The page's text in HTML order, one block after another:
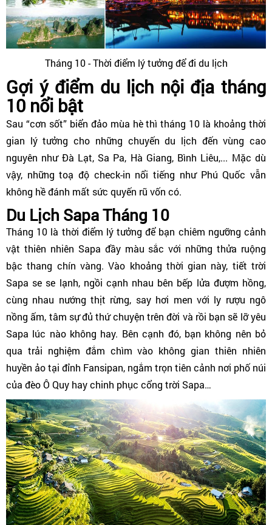
Tháng 10 - Thời điểm lý tưởng để đi du lịch
Gợi ý điểm du lịch nội địa tháng
10 nổi bật
Sau “cơn sốt” biển đảo mùa hè thì tháng 10 là khoảng thời
gian lý tưởng cho những chuyến du lịch đến vùng cao
nguyên như Đà Lạt, Sa Pa, Hà Giang, Bình Liêu,... Mặc dù
vậy, những toạ độ check-in nổi tiếng như Phú Quốc vẫn
không hề đánh mất sức quyến rũ vốn có.
Du Lịch Sapa Tháng 10
Tháng 10 là thời điểm lý tưởng để bạn chiêm ngưỡng cảnh
vật thiên nhiên Sapa đầy màu sắc với những thửa ruộng
bậc thang chín vàng. Vào khoảng thời gian này, tiết trời
Sapa se se lạnh, ngồi cạnh nhau bên bếp lửa đượm hồng,
cùng nhau nướng thịt rừng, say hơi men với ly rượu ngô
nồng ấm, tâm sự đủ thứ chuyện trên đời và rồi bạn sẽ lỡ yêu
Sapa lúc nào không hay. Bên cạnh đó, bạn không nên bỏ
qua trải nghiệm đắm chìm vào không gian thiên nhiên
huyền ảo tại đỉnh Fansipan, ngắm trọn tiên cảnh nơi phố núi
của đèo Ô Quy hay chinh phục cổng trời Sapa…